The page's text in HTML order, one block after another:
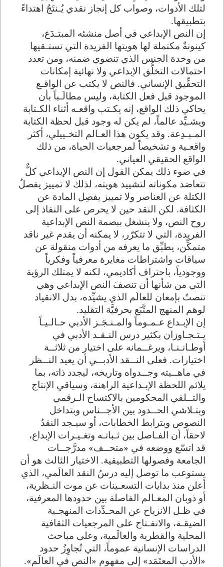
لتلك الأدوات، وصواب كل إنجاز نقدي يُـنتَجُ اهتداءً
بتطبيقها.
إن النص الإبداعي في أصل منشئه المبتـدَع،
كينونةٌ مكتملة لها هويتها الفريدة التي تستـقيها
من وحدة الجنس الذي تنضوي ضمنه، ومن تعدد
احتمالات التخلُّق الإبداعي ولا نهائية إمكانات
التحقِّيق الإنساني. فالنص لا يكتب عن الواقـع
الموجود قبل فعل الكتابة، وليس مطالَـباً بأن
يحاكي ذلك الواقع، إنه يكـتب واقعـه أثناء الكـتابة
ويشـيِّد عالماً، لم يكن له وجود قبل لحظة الكتابة
المـبـدِعة. وقد يكون هذا العـالم التخـييلي، أكثر
واقعـية و تشخيصاً لمرجعيات الحياة، من ذلك
الواقع الحقيقي العياني.
في ضوء ذلك يمكن القول إن النص الإبداعي كلٌّ
تتعاضد مكوناته لتشييد هويته، لذلك لا تمييز يفصلُ
الكتلة عن العناصر ولا تمييز يفصِل المادة عن
الكثافة. لكن النقد حين لا يحرص على النفاذ إلى
روح النص، ولا ينشغل ببصمة النص الإبداعية
الفريدة، التي لا تتكرّر، لا يمكنه أن يقدم غير ناقد
متمكِّن، يطبِّق ما يعرفه من أدوات منقولة عن
سياقات واشتراطات مغايرة معرفياً وفكرياً
ووجودياً، باحتراف أكاديمي، لكنه لا يمتلك الرؤية
التي من شأنها أن تنصفَ النص الإبداعي وهي
تنصتُ بإمعان للعالَم الذي يشيِّده، بدل الانقياد
لوهم المنهج المتَّبَع بحرفيَّة التقليد.
إن الإبـداع عـمـوماً والمـنـجَـز الأدبي حـالـيـاً
يـتـجـاوزان بكثير درس النـقـد الأدبي في
أوطـانـنـا، ويرغــمانه على اختيار من ثلاثــة
اختيارات. فعلى النــقد الأدبــي أن يعيد النــظر
في ماهــيته وجــدواه وتاريخه، ليجدد ذاته، بما
يلائم اللحظة الإبـداعية الراهنة، وسياقي الإنتاج
والتــلقي المحكومين بالاكتساح الـرقمي
وبتـلاشي الحــدود بين الأجــناس وبتداخل
النصوص وبترابط الخطابات، أو سيـجد النقدُ
لاحقاً، أن الفـاصل بين ثـباتـه وتغـيـرات الإبداع،
قد اتسّع ووضعه في «متحــف» مدرَّجــات
الجامعة وفصولها التطبيقية. الاختيار الثالث هو أن
يستوعب ما توصل إليه درسُ النقد العالَمي، الذي
أعلن منذ بدايات التسعـينات عن موت النـظرية،
أو ذوبان المعـالم الفاصلة بين حدودها المعرفية،
في ظـل الانزياح عن المحـدِّدات المنهجـية
الضيقـة، والانفـتاح على المرجعيات الثقافية
المحلية والقطرية والعالَمية، وعلى مباحث
الدراسات الإنسانية عموماً، التي تُجاوِزُ حدود
«الأدب المعتَمَد» إلى مفهوم «النص في العالَم».